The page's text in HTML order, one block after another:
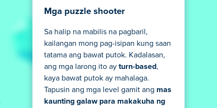
Mga puzzle shooter
Sa halip na mabilis na pagbaril,
kailangan mong pag-isipan kung saan
tatama ang bawat putok. Kadalasan,
ang mga larong ito ay turn-based,
kaya bawat putok ay mahalaga.
Tapusin ang mga level gamit ang mas
kaunting galaw para makakuha ng